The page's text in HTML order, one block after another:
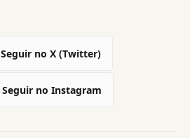
Seguir no X (Twitter)
Seguir no Instagram